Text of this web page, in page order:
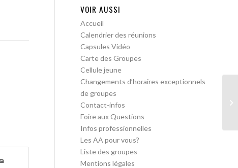
VOIR AUSSI
Accueil
Calendrier des réunions
Capsules Vidéo
Carte des Groupes
Cellule jeune
Changements d’horaires exceptionnels
de groupes
Contact-infos
Foire aux Questions
Infos professionnelles
Les AA pour vous?
Liste des groupes
Mentions légales